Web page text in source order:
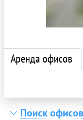
Аренда офисов
Поиск